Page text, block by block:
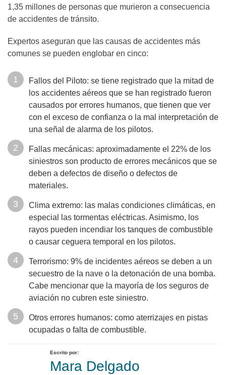
1,35 millones de personas que murieron a consecuencia
de accidentes de tránsito.
Expertos aseguran que las causas de accidentes más
comunes se pueden englobar en cinco:
Fallos del Piloto: se tiene registrado que la mitad de
los accidentes aéreos que se han registrado fueron
causados por errores humanos, que tienen que ver
con el exceso de confianza o la mal interpretación de
una señal de alarma de los pilotos.
Fallas mecánicas: aproximadamente el 22% de los
siniestros son producto de errores mecánicos que se
deben a defectos de diseño o defectos de
materiales.
Clima extremo: las malas condiciones climáticas, en
especial las tormentas eléctricas. Asimismo, los
rayos pueden incendiar los tanques de combustible
o causar ceguera temporal en los pilotos.
Terrorismo: 9% de incidentes aéreos se deben a un
secuestro de la nave o la detonación de una bomba.
Cabe mencionar que la mayoría de los seguros de
aviación no cubren este siniestro.
Otros errores humanos: como aterrizajes en pistas
ocupadas o falta de combustible.
Escrito por:
Mara Delgado